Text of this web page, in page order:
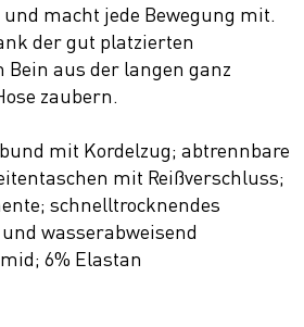
macht jede Bewegung mit.
der gut platzierten
Bein aus der langen ganz
zaubern.
mit Kordelzug; abtrennbare
mit Reißverschluss;
schnelltrocknendes
wasserabweisend
6% Elastan